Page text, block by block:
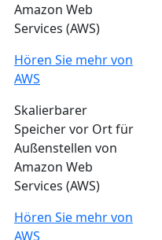
Amazon Web
Services (AWS)
Hören Sie mehr von
AWS
Skalierbarer
Speicher vor Ort für
Außenstellen von
Amazon Web
Services (AWS)
Hören Sie mehr von
AWS